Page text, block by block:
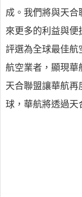
成。我們將與天合
來更多的利益與便
評選為全球最佳航
航空業者，顯現華
天合聯盟讓華航
球，華航將透過天